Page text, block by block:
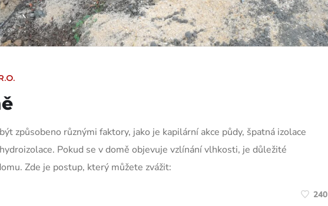
způsobeno různými faktory, jako je kapilární akce půdy, špatná izolace
Pokud se v domě objevuje vzlínání vlhkosti, je důležité
Zde je postup, který můžete zvážit:
240